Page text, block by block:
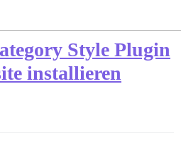
Style Plugin
installieren